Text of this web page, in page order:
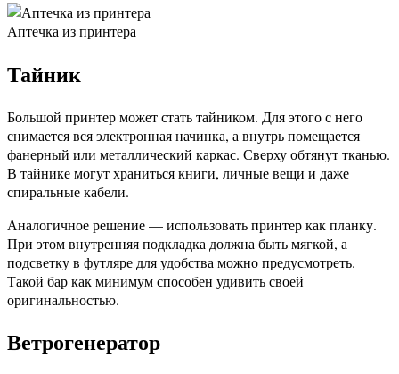
Аптечка из принтера
Тайник
Большой принтер может стать тайником. Для этого с него
снимается вся электронная начинка, а внутрь помещается
фанерный или металлический каркас. Сверху обтянут тканью.
В тайнике могут храниться книги, личные вещи и даже
спиральные кабели.
Аналогичное решение — использовать принтер как планку.
При этом внутренняя подкладка должна быть мягкой, а
подсветку в футляре для удобства можно предусмотреть.
Такой бар как минимум способен удивить своей
оригинальностью.
Ветрогенератор